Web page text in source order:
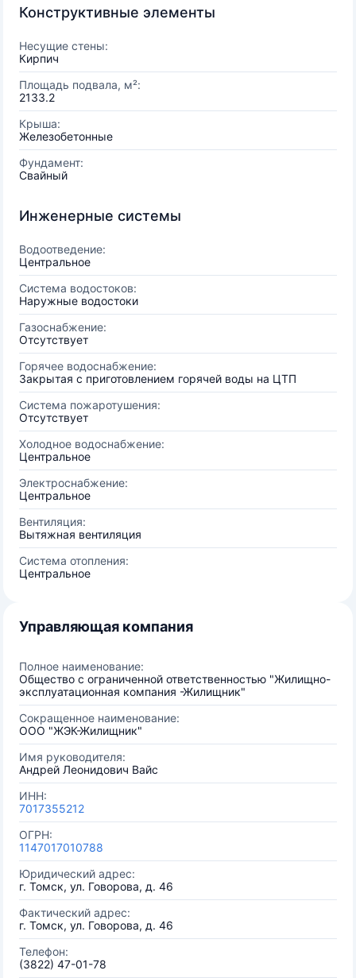
Конструктивные элементы
Несущие стены:
Кирпич
Площадь подвала, м²:
2133.2
Крыша:
Железобетонные
Фундамент:
Свайный
Инженерные системы
Водоотведение:
Центральное
Система водостоков:
Наружные водостоки
Газоснабжение:
Отсутствует
Горячее водоснабжение:
Закрытая с приготовлением горячей воды на ЦТП
Система пожаротушения:
Отсутствует
Холодное водоснабжение:
Центральное
Электроснабжение:
Центральное
Вентиляция:
Вытяжная вентиляция
Система отопления:
Центральное
Управляющая компания
Полное наименование:
Общество с ограниченной ответственностью "Жилищно-
эксплуатационная компания -Жилищник"
Сокращенное наименование:
ООО "ЖЭК-Жилищник"
Имя руководителя:
Андрей Леонидович Вайс
ИНН:
7017355212
ОГРН:
1147017010788
Юридический адрес:
г. Томск, ул. Говорова, д. 46
Фактический адрес:
г. Томск, ул. Говорова, д. 46
Телефон:
(3822) 47-01-78